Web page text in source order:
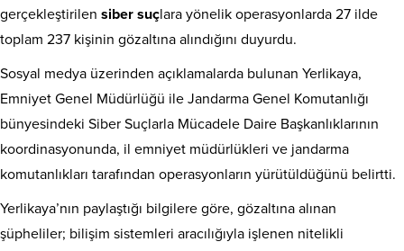
gerçekleştirilen siber suçlara yönelik operasyonlarda 27 ilde
toplam 237 kişinin gözaltına alındığını duyurdu.
Sosyal medya üzerinden açıklamalarda bulunan Yerlikaya,
Emniyet Genel Müdürlüğü ile Jandarma Genel Komutanlığı
bünyesindeki Siber Suçlarla Mücadele Daire Başkanlıklarının
koordinasyonunda, il emniyet müdürlükleri ve jandarma
komutanlıkları tarafından operasyonların yürütüldüğünü belirtti.
Yerlikaya’nın paylaştığı bilgilere göre, gözaltına alınan
şüpheliler; bilişim sistemleri aracılığıyla işlenen nitelikli